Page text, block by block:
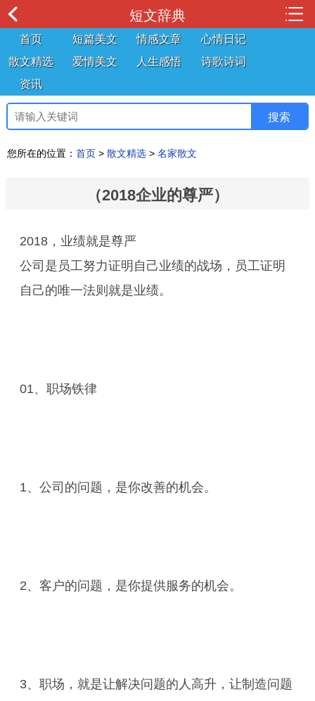
短文辞典
首页 短篇美文 情感文章
心情日记
散文精选
爱情美文 人生感悟
诗歌诗词
资讯
您所在的位置： 首页 > 散文精选 > 名家散文
（2018企业的尊严）
2018，业绩就是尊严
公司是员工努力证明自己业绩的战场，员工证明
自己的唯一法则就是业绩。
01、职场铁律
1、公司的问题，是你改善的机会。
2、客户的问题，是你提供服务的机会。
3、职场，就是让解决问题的人高升，让制造问题